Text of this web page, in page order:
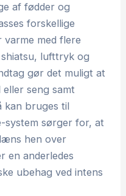
af fødder og
forskellige
med flere
lufttryk og
gør det muligt at
seng samt
kan bruges til
sørger for, at
hen over
en anderledes
ubehag ved intens